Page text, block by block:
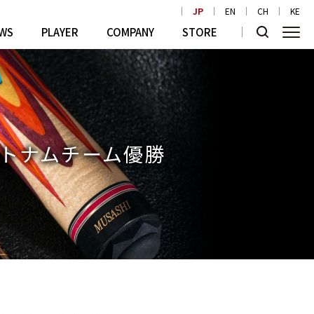
JP EN CH KE
PLAYER COMPANY STORE
ナムチーム優勝